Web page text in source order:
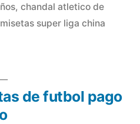
, chandal atletico de
super liga china
Entrada
siguiente:
de futbol pago